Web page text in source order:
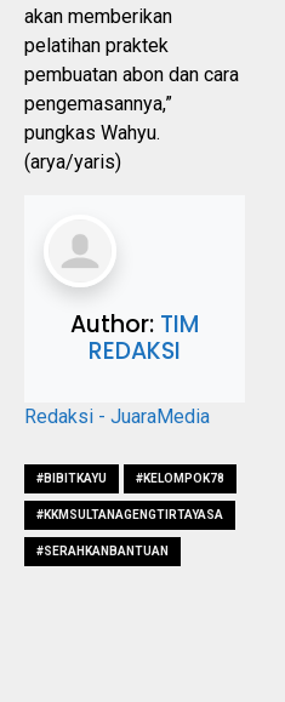
akan memberikan
pelatihan praktek
pembuatan abon dan cara
pengemasannya,”
pungkas Wahyu.
(arya/yaris)
Author: TIM
REDAKSI
Redaksi - JuaraMedia
#BIBITKAYU #KELOMPOK78
#KKMSULTANAGENGTIRTAYASA
#SERAHKANBANTUAN